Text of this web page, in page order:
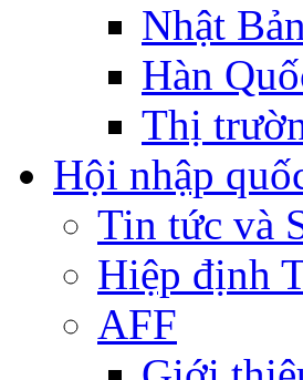
Nhật Bản
Hàn
Thị
Hội nhập
Tin tức và
Hiệp định
AFF